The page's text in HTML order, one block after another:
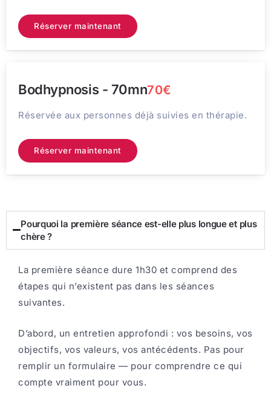
Réserver maintenant
Bodhypnosis - 70mn70€
Réservée aux personnes déjà suivies en thérapie.
Réserver maintenant
Pourquoi la première séance est-elle plus longue et plus
chère ?
La première séance dure 1h30 et comprend des
étapes qui n’existent pas dans les séances
suivantes.
D’abord, un entretien approfondi : vos besoins, vos
objectifs, vos valeurs, vos antécédents. Pas pour
remplir un formulaire — pour comprendre ce qui
compte vraiment pour vous.